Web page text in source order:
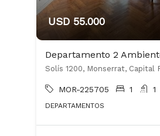
USD 55.000
Solís 1200, Monserrat, Capital
MOR-225705 1 1
DEPARTAMENTOS